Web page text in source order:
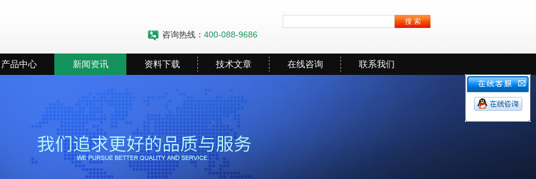
咨询热线： 400-088-9686
产品中心 新闻资讯 资料下载 技术文章 在线咨询 联系我们